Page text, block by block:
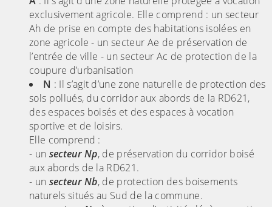
exclusivement agricole. Elle comprend : un secteur
Ah de prise en compte des habitations isolées en
zone agricole - un secteur Ae de préservation de
l’entrée de ville - un secteur Ac de protection de la
coupure d’urbanisation
N : Il s’agit d’une zone naturelle de protection des
sols pollués, du corridor aux abords de la RD621,
des espaces boisés et des espaces à vocation
sportive et de loisirs.
Elle comprend :
- un secteur Np, de préservation du corridor boisé
aux abords de la RD621.
- un secteur Nb, de protection des boisements
naturels situés au Sud de la commune.